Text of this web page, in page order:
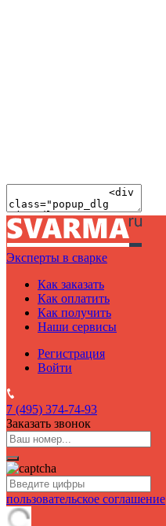
Эксперты в сварке
Как заказать
Как оплатить
Как получить
Наши сервисы
Регистрация
Войти
7 (495) 374-74-93
Заказать звонок
пользовательское соглашение